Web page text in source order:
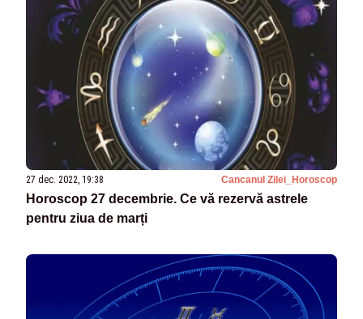
27 dec. 2022, 19:38 Cancanul Zilei_Horoscop
Horoscop 27 decembrie. Ce vă rezervă astrele
pentru ziua de marți